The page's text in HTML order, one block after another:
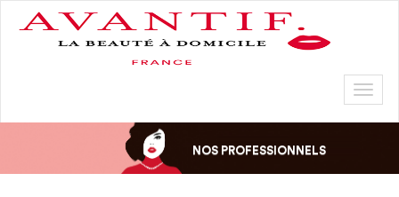
NOS PROFESSIONNELS